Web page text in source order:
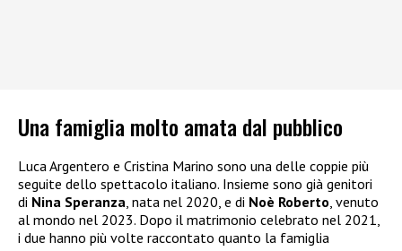
Una famiglia molto amata dal pubblico
Luca Argentero e Cristina Marino sono una delle coppie più
seguite dello spettacolo italiano. Insieme sono già genitori
di Nina Speranza , nata nel 2020, e di Noè Roberto , venuto
al mondo nel 2023. Dopo il matrimonio celebrato nel 2021,
i due hanno più volte raccontato quanto la famiglia